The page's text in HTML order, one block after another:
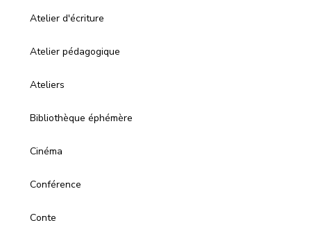
Atelier d'écriture
Atelier pédagogique
Ateliers
Bibliothèque éphémère
Cinéma
Conférence
Conte